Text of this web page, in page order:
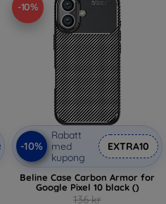
-10%
-10%
Rabatt
med
kupong
EXTRA10
Beline Case Carbon Armor for
Google Pixel 10 black ()
136 kr